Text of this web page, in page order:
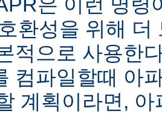
환성을 위해 더
적으로 사용한
컴파일할때 아
계획이라면,